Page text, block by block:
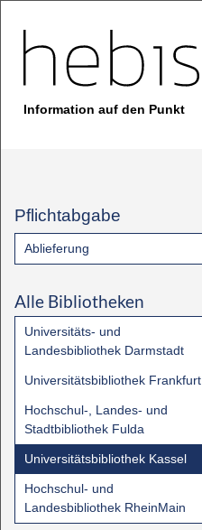
Information auf den Punkt
Pflichtabgabe
Ablieferung
Alle Bibliotheken
Universitäts- und
Landesbibliothek Darmstadt
Universitätsbibliothek Frankfurt
Hochschul-, Landes- und
Stadtbibliothek Fulda
Universitätsbibliothek Kassel
Hochschul- und
Landesbibliothek RheinMain